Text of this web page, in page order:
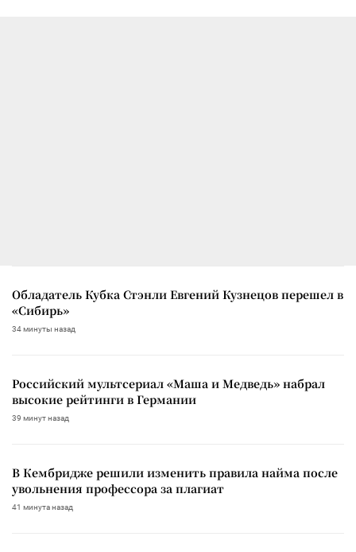
Обладатель Кубка Стэнли Евгений Кузнецов перешел в
«Сибирь»
34 минуты назад
Российский мультсериал «Маша и Медведь» набрал
высокие рейтинги в Германии
39 минут назад
В Кембридже решили изменить правила найма после
увольнения профессора за плагиат
41 минута назад